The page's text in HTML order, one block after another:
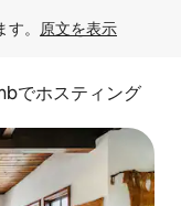
。 原文を表示
でホスティング